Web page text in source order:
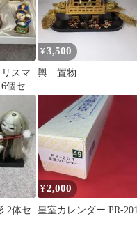
スマ
個セッ
¥3,500
輿 置物
2体セ
¥2,000
皇室カレンダー PR-201